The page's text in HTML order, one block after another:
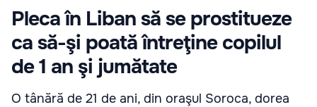
Pleca în Liban să se prostitueze
ca să-şi poată întreţine copilul
de 1 an şi jumătate
O tânără de 21 de ani, din oraşul Soroca, dorea